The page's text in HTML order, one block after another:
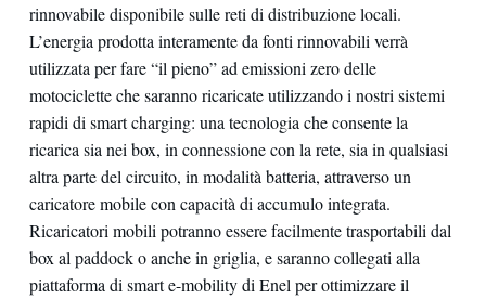
rinnovabile disponibile sulle reti di distribuzione locali.
L’energia prodotta interamente da fonti rinnovabili verrà
utilizzata per fare “il pieno” ad emissioni zero delle
motociclette che saranno ricaricate utilizzando i nostri sistemi
rapidi di smart charging: una tecnologia che consente la
ricarica sia nei box, in connessione con la rete, sia in qualsiasi
altra parte del circuito, in modalità batteria, attraverso un
caricatore mobile con capacità di accumulo integrata.
Ricaricatori mobili potranno essere facilmente trasportabili dal
box al paddock o anche in griglia, e saranno collegati alla
piattaforma di smart e-mobility di Enel per ottimizzare il